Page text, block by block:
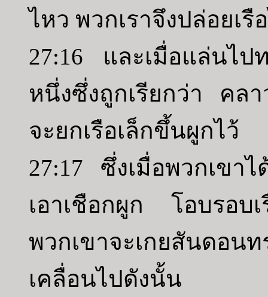
ไหว พวกเราจึงปล่อยเ
27:16 และเมื่อแล่นไป
หนึ่งซึ่งถูกเรียกว่า คล
จะยกเรือเล็กขึ้นผูกไว้
27:17 ซึ่งเมื่อพวกเขา
เอาเชือกผูก โอบรอบ
พวกเขาจะเกยสันดอน
เคลื่อนไปดังนั้น